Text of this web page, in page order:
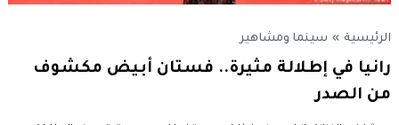
الرئيسية » سينما ومشاهير
رانيا في إطلالة مثيرة.. فستان أبيض مكشوف
من الصدر